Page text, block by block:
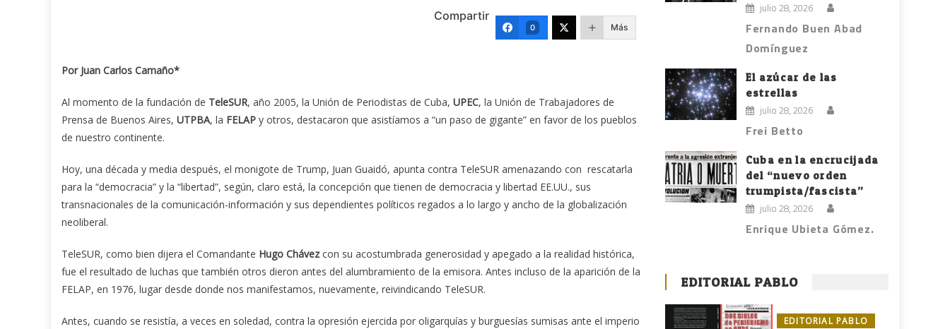
Compartir
0 Más
Por Juan Carlos Camaño*
Al momento de la fundación de TeleSUR, año 2005, la Unión de Periodistas de Cuba, UPEC, la Unión de Trabajadores de
Prensa de Buenos Aires, UTPBA, la FELAP y otros, destacaron que asistíamos a “un paso de gigante” en favor de los pueblos
de nuestro continente.
Hoy, una década y media después, el monigote de Trump, Juan Guaidó, apunta contra TeleSUR amenazando con rescatarla
para la “democracia” y la “libertad”, según, claro está, la concepción que tienen de democracia y libertad EE.UU., sus
transnacionales de la comunicación-información y sus dependientes políticos regados a lo largo y ancho de la globalización
neoliberal.
TeleSUR, como bien dijera el Comandante Hugo Chávezcon su acostumbrada generosidad y apegado a la realidad histórica,
fue el resultado de luchas que también otros dieron antes del alumbramiento de la emisora. Antes incluso de la aparición de la
FELAP, en 1976, lugar desde donde nos manifestamos, nuevamente, reivindicando TeleSUR.
Antes, cuando se resistía, a veces en soledad, contra la opresión ejercida por oligarquías y burguesías sumisas ante el imperio
julio 28, 2026
Fernando Buen Abad
Domínguez
El azúcar de las
estrellas
julio 28, 2026
Frei Betto
Cuba en la encrucijada
del “nuevo orden
trumpista/fascista”
julio 28, 2026
Enrique Ubieta Gómez.
EDITORIAL PABLO
EDITORIAL PABLO